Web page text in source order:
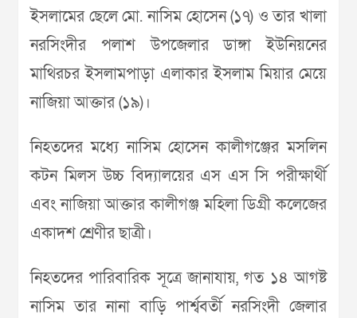
ইসলামের ছেলে মো. নাসিম হোসেন (১৭) ও তার খালা
নরসিংদীর পলাশ উপজেলার ডাঙ্গা ইউনিয়নের
মাথিরচর ইসলামপাড়া এলাকার ইসলাম মিয়ার মেয়ে
নাজিয়া আক্তার (১৯)।
নিহতদের মধ্যে নাসিম হোসেন কালীগঞ্জের মসলিন
কটন মিলস উচ্চ বিদ্যালয়ের এস এস সি পরীক্ষার্থী
এবং নাজিয়া আক্তার কালীগঞ্জ মহিলা ডিগ্রী কলেজের
একাদশ শ্রেণীর ছাত্রী।
নিহতদের পারিবারিক সূত্রে জানাযায়, গত ১৪ আগষ্ট
নাসিম তার নানা বাড়ি পার্শ্ববর্তী নরসিংদী জেলার